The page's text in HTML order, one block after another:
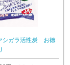
シガラ活性炭 お徳